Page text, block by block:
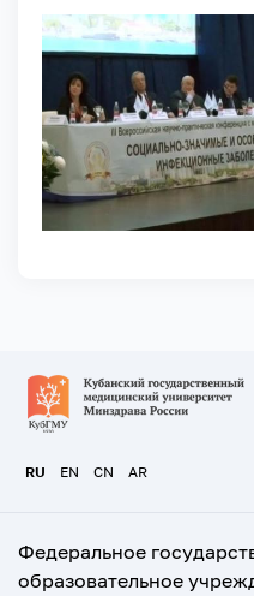
RU EN CN AR
Федеральное
образовательное